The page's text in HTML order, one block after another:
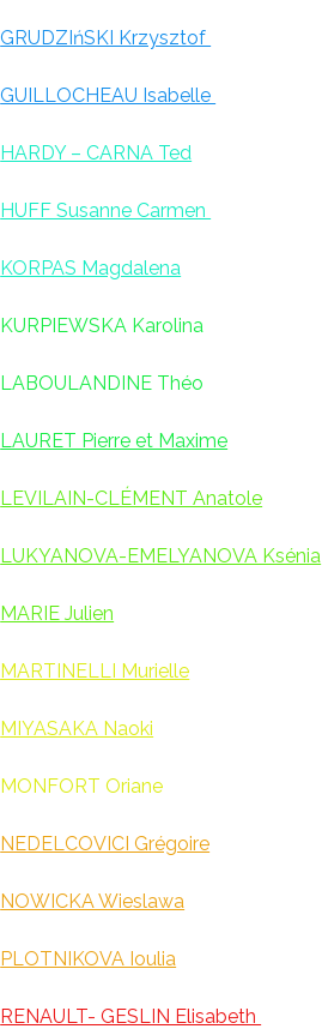
GRUDZIńSKI Krzysztof
GUILLOCHEAU Isabelle
HARDY – CARNA Ted
HUFF Susanne Carmen
KORPAS Magdalena
KURPIEWSKA Karolina
LABOULANDINE Théo
LAURET Pierre et Maxime
LEVILAIN-CLÉMENT Anatole
LUKYANOVA-EMELYANOVA Ksénia
MARIE Julien
MARTINELLI Murielle
MIYASAKA Naoki
MONFORT Oriane
NEDELCOVICI Grégoire
NOWICKA Wieslawa
PLOTNIKOVA Ioulia
RENAULT- GESLIN Elisabeth